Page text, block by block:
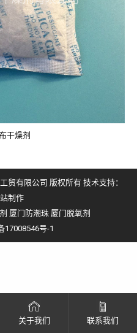
干燥剂
贸有限公司 版权所有 技术支持：
制作
厦门防潮珠 厦门脱氧剂
17008546号-1
关于我们 联系我们